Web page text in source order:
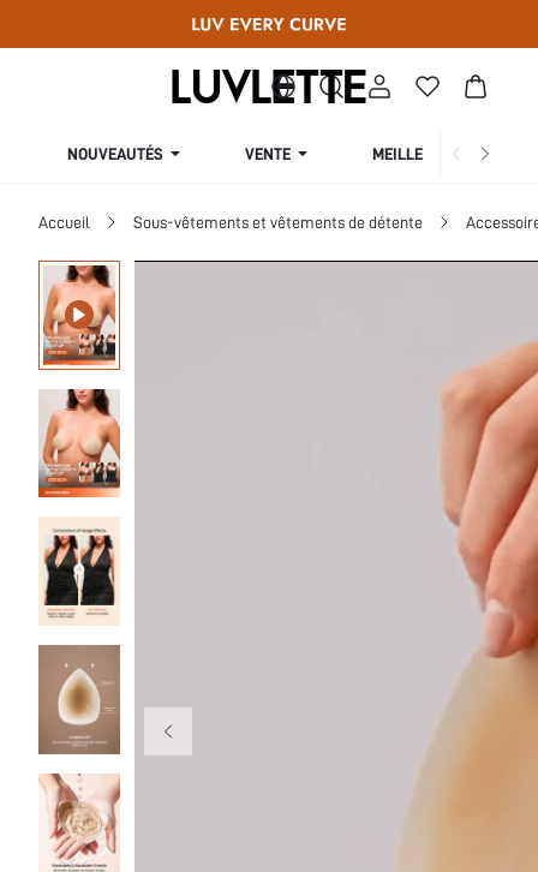
NOUVEAUTÉS VENTE MEILLEURES VENTES
Accueil Sous-vêtements et vêtements de détente